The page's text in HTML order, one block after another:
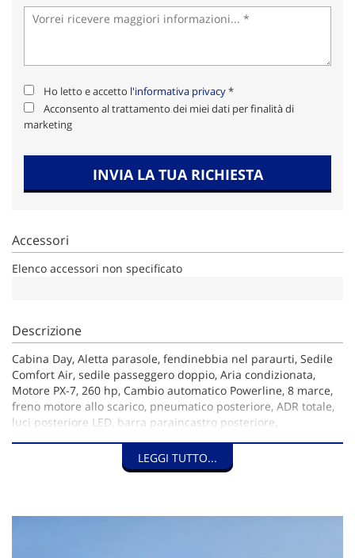
Ho letto e accetto l'informativa privacy*
Acconsento al trattamento dei miei dati per finalità di
marketing
INVIA LA TUA RICHIESTA
Accessori
Elenco accessori non specificato
Descrizione
Cabina Day, Aletta parasole, fendinebbia nel paraurti, Sedile
Comfort Air, sedile passeggero doppio, Aria condizionata,
Motore PX-7, 260 hp, Cambio automatico Powerline, 8 marce,
freno motore allo scarico, pneumatico posteriore, ADR totale,
luci posteriore LED, barra paraincastro posteriore,
LEGGI TUTTO...